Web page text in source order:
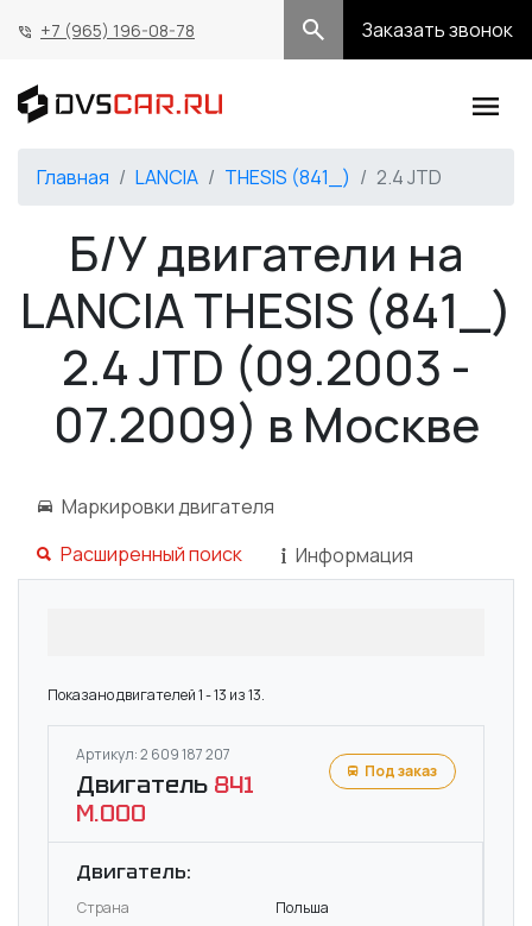
+7 (965) 196-08-78 Заказать звонок
Главная LANCIA THESIS (841_) 2.4 JTD
Б/У двигатели на
LANCIA THESIS (841_)
2.4 JTD (09.2003 -
07.2009) в Москве
Маркировки двигателя
Расширенный поиск
Информация
Показано двигателей 1 - 13 из 13.
Артикул: 2 609 187 207
Двигатель 841
M.000
Под заказ
Двигатель:
Страна
Польша